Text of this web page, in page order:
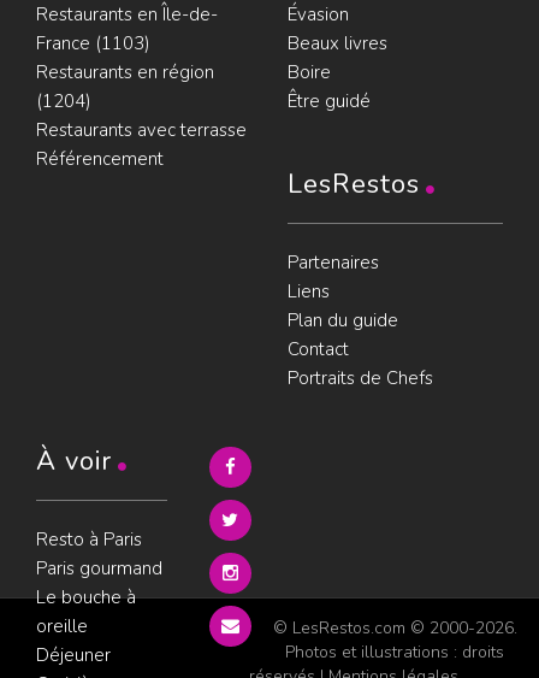
Restaurants en Île-de-
France (1103)
Restaurants en région
(1204)
Restaurants avec terrasse
Référencement
Évasion
Beaux livres
Boire
Être guidé
LesRestos
Partenaires
Liens
Plan du guide
Contact
Portraits de Chefs
À voir
Resto à Paris
Paris gourmand
Le bouche à
oreille
Déjeuner
© LesRestos.com © 2000-2026.
Photos et illustrations : droits